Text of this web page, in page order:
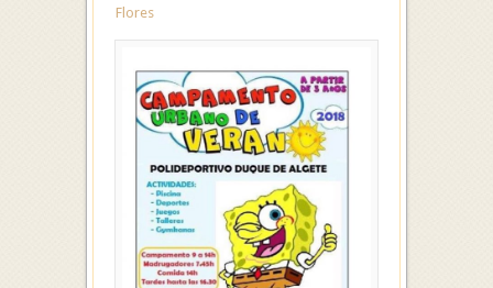
Flores